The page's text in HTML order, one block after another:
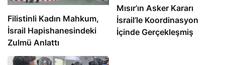
Filistinli Kadın Mahkum,
İsrail Hapishanesindeki
Zulmü Anlattı
Mısır’ın Asker Kararı
İsrail’le Koordinasyon
İçinde Gerçekleşmiş